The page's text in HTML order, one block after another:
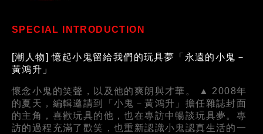
SPECIAL INTRODUCTION
[潮人物] 憶起小鬼留給我們的玩具夢「永遠的小鬼－
黃鴻升」
懷念小鬼的笑聲，以及他的爽朗與才華。 ▲ 2008年
的夏天，編輯邀請到「小鬼－黃鴻升」擔任雜誌封面
的主角，喜歡玩具的他，也在專訪中暢談玩具夢。專
訪的過程充滿了歡笑，也重新認識小鬼認真生活的一